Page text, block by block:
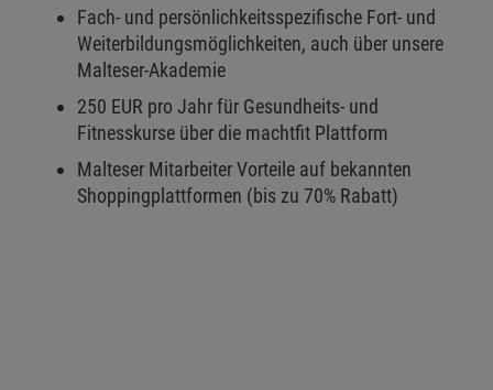
Fach- und persönlichkeitsspezifische Fort- und
Weiterbildungsmöglichkeiten, auch über unsere
Malteser-Akademie
250 EUR pro Jahr für Gesundheits- und
Fitnesskurse über die machtfit Plattform
Malteser Mitarbeiter Vorteile auf bekannten
Shoppingplattformen (bis zu 70% Rabatt)